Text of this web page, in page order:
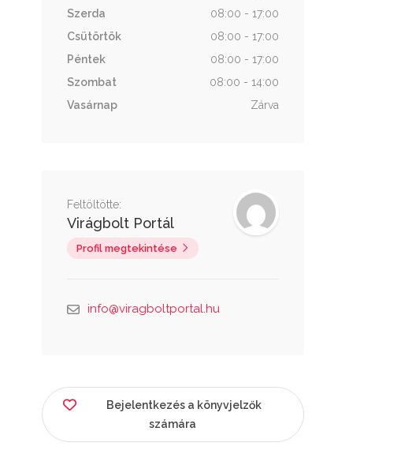
Szerda
08:00 - 17:00
Csütörtök
08:00 - 17:00
Péntek
08:00 - 17:00
Szombat
08:00 - 14:00
Vasárnap
Zárva
Feltöltötte:
Virágbolt Portál
Profil megtekintése
info@viragboltportal.hu
Bejelentkezés a könyvjelzők
számára